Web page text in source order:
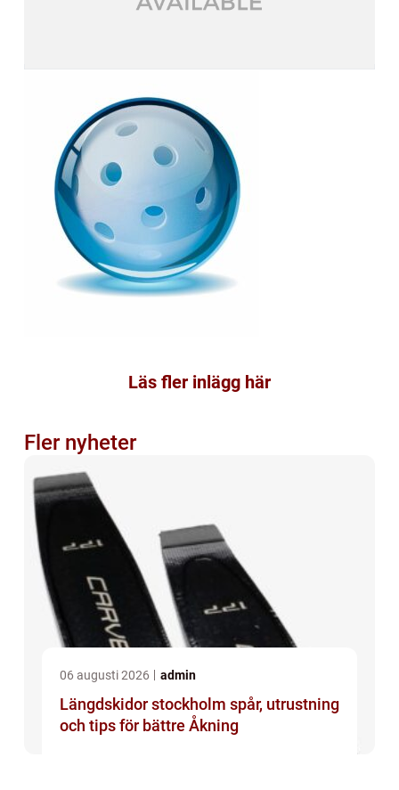
Läs fler inlägg här
Fler nyheter
06 augusti 2026 admin
Längdskidor stockholm spår, utrustning
och tips för bättre Åkning